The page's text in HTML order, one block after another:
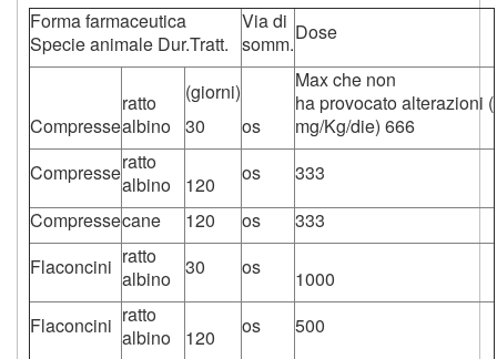
Forma farmaceutica
Specie animale Dur.Tratt.
Via di
somm.Dose
Compresse
ratto
albino
(giorni)
30
os
Max che non
ha provocato alterazioni (
mg/Kg/die) 666
Compresseratto
albino
120 os
333
Compressecane 120 os
333
Flaconcini ratto
albino 30 os
1000
Flaconcini ratto
albino
120 os
500